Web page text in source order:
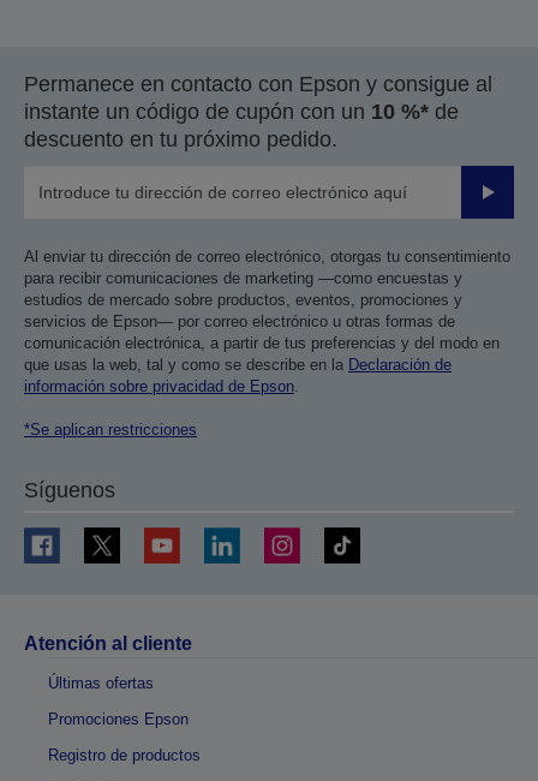
Permanece en contacto con Epson y consigue al
instante un código de cupón con un 10 %* de
descuento en tu próximo pedido.
Enviar
Al enviar tu dirección de correo electrónico, otorgas tu consentimiento
para recibir comunicaciones de marketing —como encuestas y
estudios de mercado sobre productos, eventos, promociones y
servicios de Epson— por correo electrónico u otras formas de
comunicación electrónica, a partir de tus preferencias y del modo en
que usas la web, tal y como se describe en la Declaración de
información sobre privacidad de Epson.
*Se aplican restricciones
Síguenos
Atención al cliente
Últimas ofertas
Promociones Epson
Registro de productos